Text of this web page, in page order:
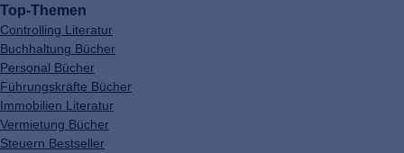
Top-Themen
Controlling Literatur
Buchhaltung Bücher
Personal Bücher
Führungskräfte Bücher
Immobilien Literatur
Vermietung Bücher
Steuern Bestseller